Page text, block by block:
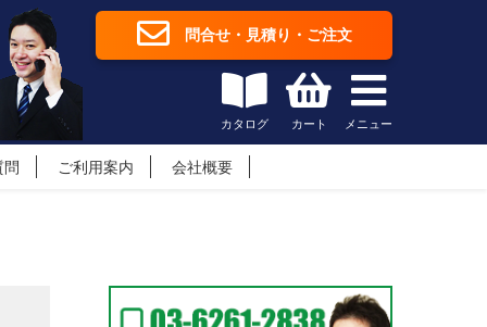
問合せ・見積り・ご注文
カタログ カート メニュー
問 ご利用案内 会社概要